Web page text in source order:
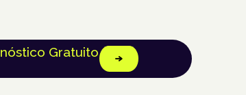
Gratuito